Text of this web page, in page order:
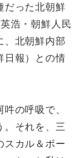
だった北朝鮮
浩・朝鮮人民
、北朝鮮内部
日報）との情
の呼吸で、
。それを、三
スカル＆ボー